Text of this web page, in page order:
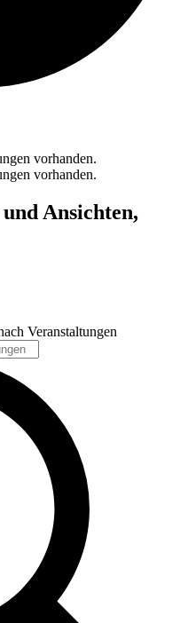
vorhanden.
vorhanden.
Ansichten,
Veranstaltungen